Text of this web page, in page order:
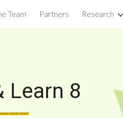
Skip to navigation
Team Partners Research
Learn 8